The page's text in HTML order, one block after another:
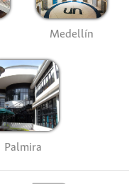
Medellín
Palmira